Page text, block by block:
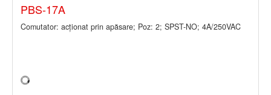
PBS-17A
Comutator: acţionat prin apăsare; Poz: 2; SPST-NO; 4A/250VAC